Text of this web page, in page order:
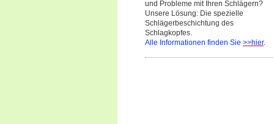
und Probleme mit Ihren Schlägern?
Unsere Lösung: Die spezielle
Schlägerbeschichtung des
Schlagkopfes.
Alle Informationen finden Sie >>hier.